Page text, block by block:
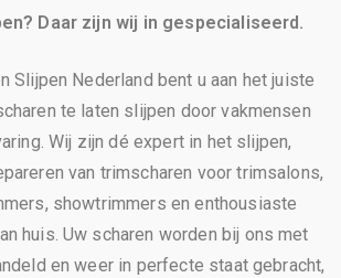
Daar zijn wij in gespecialiseerd.
Slijpen Nederland bent u aan het juiste
te laten slijpen door vakmensen
Wij zijn dé expert in het slijpen,
van trimscharen voor trimsalons,
showtrimmers en enthousiaste
huis. Uw scharen worden bij ons met
en weer in perfecte staat gebracht,